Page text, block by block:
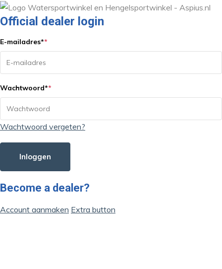
Official dealer login
E-mailadres**
Wachtwoord**
Wachtwoord vergeten?
Inloggen
Become a dealer?
Account aanmaken Extra button